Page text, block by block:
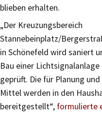
blieben erhalten.
„Der Kreuzungsbereich
Stannebeinplatz/
in Schönefeld wird saniert
Bau einer
geprüft. Die für Planung
Mittel werden in den
bereitgestellt“, formulierte